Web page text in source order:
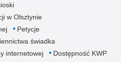
w Olsztynie
Petycje
świadka
internetowej
Dostępność KWP